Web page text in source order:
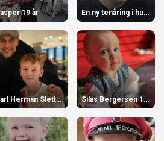
19 år En ny tenåring i huset! 13 år
Carl Herman Sletten Angell 13 år Silas Bergersen 1 år